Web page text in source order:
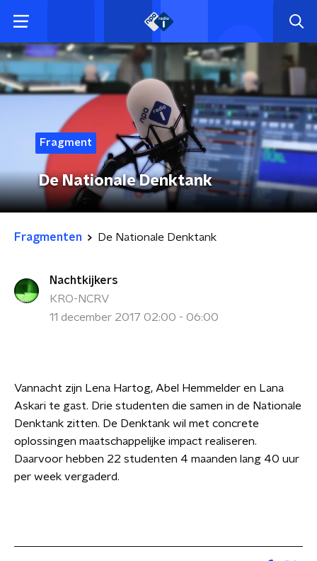
Fragment
De Nationale Denktank
Fragmenten De Nationale Denktank
Nachtkijkers
KRO-NCRV
11 december 2017 02:00 - 06:00
Vannacht zijn Lena Hartog, Abel Hemmelder en Lana
Askari te gast. Drie studenten die samen in de Nationale
Denktank zitten. De Denktank wil met concrete
oplossingen maatschappelijke impact realiseren.
Daarvoor hebben 22 studenten 4 maanden lang 40 uur
per week vergaderd.